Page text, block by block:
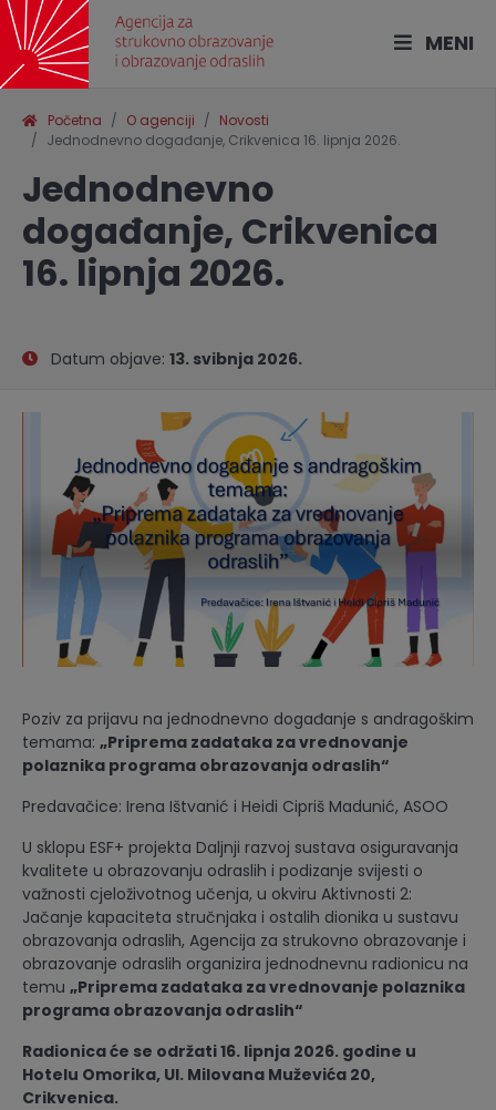
MENI
Početna O agenciji
Novosti
Jednodnevno događanje, Crikvenica 16. lipnja 2026.
Jednodnevno
događanje, Crikvenica
16. lipnja 2026.
Datum objave: 13. svibnja 2026.
Poziv za prijavu na jednodnevno događanje s andragoškim
temama: „Priprema zadataka za vrednovanje
polaznika programa obrazovanja odraslih“
Predavačice: Irena Ištvanić i Heidi Cipriš Madunić, ASOO
U sklopu ESF+ projekta Daljnji razvoj sustava osiguravanja
kvalitete u obrazovanju odraslih i podizanje svijesti o
važnosti cjeloživotnog učenja, u okviru Aktivnosti 2:
Jačanje kapaciteta stručnjaka i ostalih dionika u sustavu
obrazovanja odraslih, Agencija za strukovno obrazovanje i
obrazovanje odraslih organizira jednodnevnu radionicu na
temu „Priprema zadataka za vrednovanje polaznika
programa obrazovanja odraslih“
Radionica će se održati 16. lipnja 2026. godine u
Hotelu Omorika, Ul. Milovana Muževića 20,
Crikvenica.